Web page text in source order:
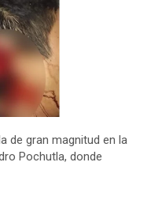
de gran magnitud en la
Pochutla, donde